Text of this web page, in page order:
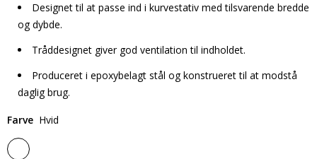
Designet til at passe ind i kurvestativ med tilsvarende bredde
og dybde.
Tråddesignet giver god ventilation til indholdet.
Produceret i epoxybelagt stål og konstrueret til at modstå
daglig brug.
Farve Hvid